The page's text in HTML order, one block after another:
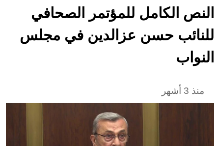
النص الكامل للمؤتمر الصحافي
للنائب حسن عزالدين في مجلس
النواب
منذ 3 أشهر